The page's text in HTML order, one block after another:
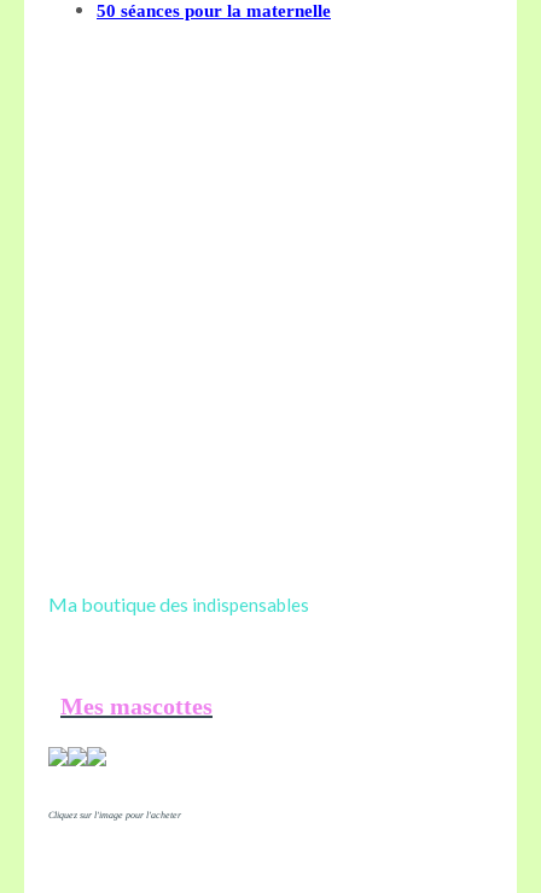
50 séances pour la maternelle
Ma boutique des indispensables
Mes mascottes
Cliquez sur l'image pour l'acheter